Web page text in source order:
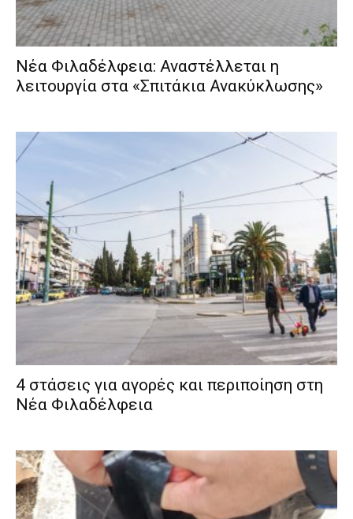
Νέα Φιλαδέλφεια: Αναστέλλεται η
λειτουργία στα «Σπιτάκια Ανακύκλωσης»
4 στάσεις για αγορές και περιποίηση στη
Νέα Φιλαδέλφεια